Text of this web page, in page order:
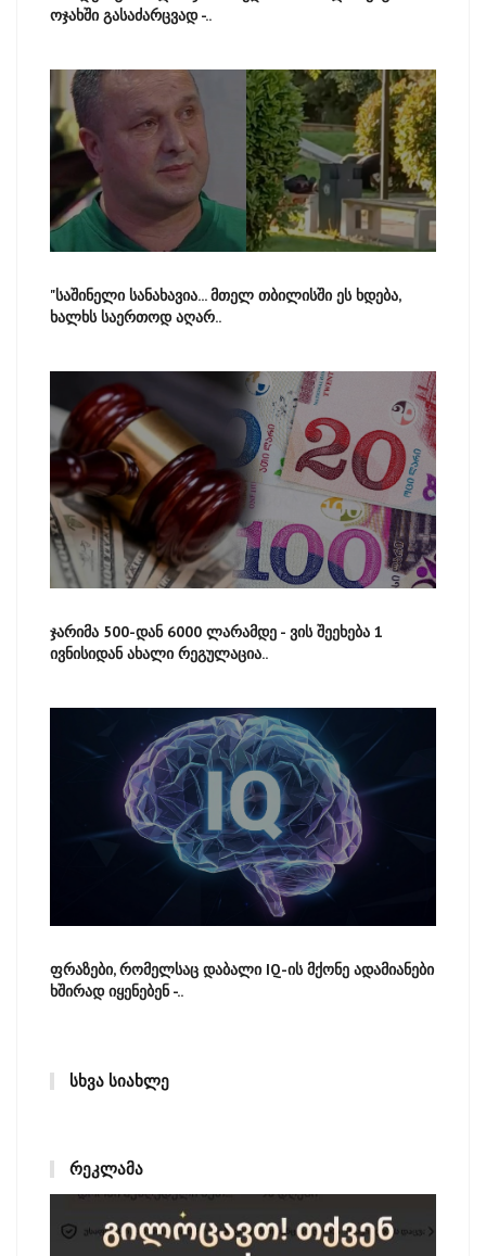
ოჯახში გასაძარცვად -..
"საშინელი სანახავია... მთელ თბილისში ეს ხდება,
ხალხს საერთოდ აღარ..
ჯარიმა 500-დან 6000 ლარამდე - ვის შეეხება 1
ივნისიდან ახალი რეგულაცია..
ფრაზები, რომელსაც დაბალი IQ-ის მქონე ადამიანები
ხშირად იყენებენ -..
ᲡᲮᲕᲐ ᲡᲘᲐᲮᲚᲔ
ᲠᲔᲙᲚᲐᲛᲐ